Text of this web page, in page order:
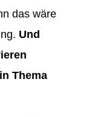
das wäre
Und
Thema